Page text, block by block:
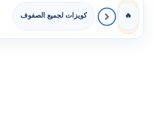
🔥 كويزات لجميع الصفوف